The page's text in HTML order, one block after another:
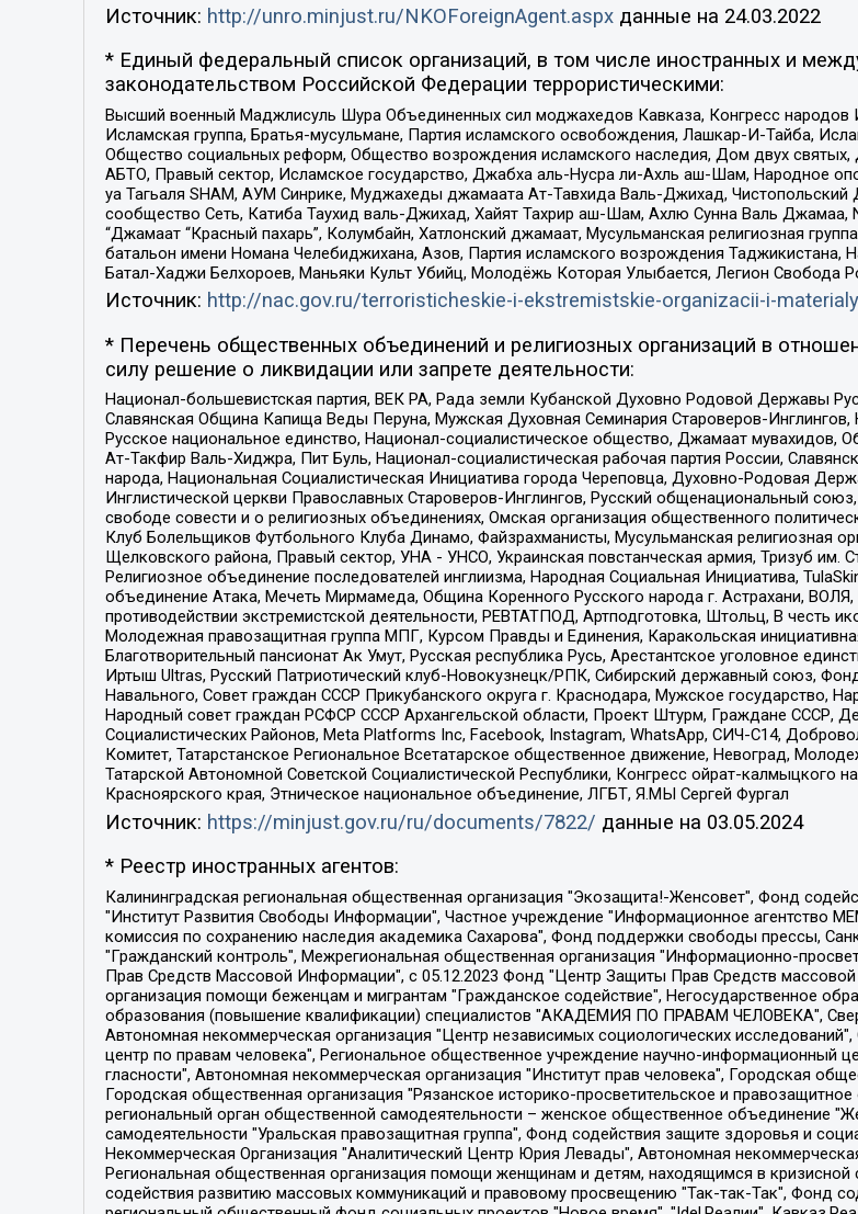
Источник: http://unro.minjust.ru/NKOForeignAgent.aspxданные на 24.03.2022
* Единый федеральный список организаций, в том числе иностранных и
законодательством Российской Федерации террористическими:
Высший военный Маджлисуль Шура Объединенных сил моджахедов Кавказа, Конгресс народов
Исламская группа, Братья-мусульмане, Партия исламского освобождения, Лашкар-И-Тайба,
Общество социальных реформ, Общество возрождения исламского наследия, Дом двух
АБТО, Правый сектор, Исламское государство, Джабха аль-Нусра ли-Ахль аш-Шам, Народное
уа Тагьаля SHAM, АУМ Синрике, Муджахеды джамаата Ат-Тавхида Валь-Джихад, Чистопольский
сообщество Сеть, Катиба Таухид валь-Джихад, Хайят Тахрир аш-Шам, Ахлю Сунна Валь Джамаа,
“Джамаат “Красный пахарь”, Колумбайн, Хатлонский джамаат, Мусульманская религиозная
батальон имени Номана Челебиджихана, Азов, Партия исламского возрождения
Батал-Хаджи Белхороев, Маньяки Культ Убийц, Молодёжь Которая Улыбается, Легион Свобода
Источник: http://nac.gov.ru/terroristicheskie-i-ekstremistskie-organizacii-i-
* Перечень общественных объединений и религиозных организаций в
силу решение о ликвидации или запрете деятельности:
Национал-большевистская партия, ВЕК РА, Рада земли Кубанской Духовно Родовой Державы
Славянская Община Капища Веды Перуна, Мужская Духовная Семинария Староверов-
Русское национальное единство, Национал-социалистическое общество, Джамаат мувахидов,
Ат-Такфир Валь-Хиджра, Пит Буль, Национал-социалистическая рабочая партия России,
народа, Национальная Социалистическая Инициатива города Череповца, Духовно-Родовая
Инглистической церкви Православных Староверов-Инглингов, Русский общенациональный
свободе совести и о религиозных объединениях, Омская организация общественного
Клуб Болельщиков Футбольного Клуба Динамо, Файзрахманисты, Мусульманская религиозная
Щелковского района, Правый сектор, УНА - УНСО, Украинская повстанческая армия, Тризуб им.
Религиозное объединение последователей инглиизма, Народная Социальная Инициатива,
объединение Атака, Мечеть Мирмамеда, Община Коренного Русского народа г. Астрахани,
противодействии экстремистской деятельности, РЕВТАТПОД, Артподготовка, Штольц, В честь
Молодежная правозащитная группа МПГ, Курсом Правды и Единения, Каракольская
Благотворительный пансионат Ак Умут, Русская республика Русь, Арестантское уголовное
Иртыш Ultras, Русский Патриотический клуб-Новокузнецк/РПК, Сибирский державный союз,
Навального, Совет граждан СССР Прикубанского округа г. Краснодара, Мужское государство,
Народный совет граждан РСФСР СССР Архангельской области, Проект Штурм, Граждане СССР,
Социалистических Районов, Meta Platforms Inc, Facebook, Instagram, WhatsApp, СИЧ-С14,
Комитет, Татарстанское Региональное Всетатарское общественное движение, Невоград,
Татарской Автономной Советской Социалистической Республики, Конгресс ойрат-калмыцкого
Красноярского края, Этническое национальное объединение, ЛГБТ, Я.МЫ Сергей Фургал
Источник: https://minjust.gov.ru/ru/documents/7822/ данные на 03.05.2024
* Реестр иностранных агентов:
Калининградская региональная общественная организация "Экозащита!-Женсовет", Фонд содействия защите прав и свобод граждан "Общественный вердикт", Фонд "Институт Развития Свободы Информации", Частное учреждение "Информационное агентство МЕМО. РУ", Региональная общественная организация "Общественная комиссия по сохранению наследия академика Сахарова", Фонд поддержки свободы прессы, Санкт-Петербургская общественная правозащитная организация "Гражданский контроль", Межрегиональная общественная организация "Информационно-просветительский центр "Мемориал", Региональный Фонд "Центр Защиты Прав Средств Массовой Информации", с 05.12.2023 Фонд "Центр Защиты Прав Средств массовой информации", Региональная общественная благотворительная организация помощи беженцам и мигрантам "Гражданское содействие", Негосударственное образовательное учреждение дополнительного профессионального образования (повышение квалификации) специалистов "АКАДЕМИЯ ПО ПРАВАМ ЧЕЛОВЕКА", Свердловская региональная общественная организация "Сутяжник", Автономная некоммерческая организация "Центр независимых социологических исследований", Союз общественных объединений "Российский исследовательский центр по правам человека", Региональное общественное учреждение научно-информационный центр "МЕМОРИАЛ", Некоммерческая организация "Фонд защиты гласности", Автономная некоммерческая организация "Институт прав человека", Городская общественная организация "Екатеринбургское общество "МЕМОРИАЛ", Городская общественная организация "Рязанское историко-просветительское и правозащитное общество "Мемориал" (Рязанский Мемориал), Челябинский региональный орган общественной самодеятельности – женское общественное объединение "Женщины Евразии", Челябинский региональный орган общественной самодеятельности "Уральская правозащитная группа", Фонд содействия защите здоровья и социальной справедливости имени Андрея Рылькова, Автономная Некоммерческая Организация "Аналитический Центр Юрия Левады", Автономная некоммерческая организация социальной поддержки населения "Проект Апрель", Региональная общественная организация помощи женщинам и детям, находящимся в кризисной ситуации "Информационно-методический центр "Анна", Фонд содействия развитию массовых коммуникаций и правовому просвещению "Так-так-Так", Фонд содействия устойчивому развитию "Серебряная тайга", Свердловский региональный общественный фонд социальных проектов "Новое время", "Idel.Реалии", Кавказ.Реалии, Крым.Реалии, Телеканал Настоящее Время, Татаро-башкирская служба Радио Свобода (Azatliq Radiosi), Радио Свободная Европа/Радио Свобода (PCE/PC), "Сибирь.Реалии", "Фактограф", Благотворительный фонд помощи осужденным и их семьям, Автономная некоммерческая организация "Институт глобализации и социальных движений", Фонд "В защиту прав заключенных", Частное учреждение "Центр поддержки и содействия развитию средств массовой информации", Пензенский региональный общественный благотворительный фонд "Гражданский союз", "Север.Реалии", Некоммерческая организация Фонд "Правовая инициатива", Общество с ограниченной ответственностью "Радио Свободная Европа/Радио Свобода", Чешское информационное агентство "MEDIUM-ORIENT", Красноярская региональная общественная организация "Мы против СПИДа", Камалягин Денис Николаевич, Маркелов Сергей Евгеньевич, Пономарев Лев Александрович, Савицкая Людмила Алексеевна, Автономная некоммерческая организация "Центр по работе с проблемой насилия "НАСИЛИЮ.НЕТ", Межрегиональный профессиональный союз работников здравоохранения "Альянс врачей", Юридическое лицо, зарегистрированное в Латвийской Республике, SIA "Medusa Project" (регистрационный номер 40103797863, дата регистрации 10.06.2014), Некоммерческая организация "Фонд по борьбе с коррупцией", Автономная некоммерческая организация "Институт права и публичной политики", Баданин Роман Сергеевич, Гликин Максим Александрович, Железнова Мария Михайловна, Лукьянова Юлия Сергеевна, Маетная Елизавета Витальевна, Маняхин Петр Борисович, Чуракова Ольга Владимировна, Ярош Юлия Петровна, Юридическое лицо "The Insider SIA", зарегистрированное в Риге, Латвийская Республика (дата регистрации 26.06.2015), являющееся администратором доменного имени интернет-издания "The Insider SIA", https://theins.ru, Постернак Алексей Евгеньевич, Рубин Михаил Аркадьевич, Анин Роман Александрович, Юридическое лицо Istories fonds, зарегистрированное в Латвийской Республике (регистрационный номер 50008295751, дата регистрации 24.02.2020), Великовский Дмитрий Александрович, Долинина Ирина Николаевна, Мароховская Алеся Алексеевна, Шлейнов Роман Юрьевич, Шмагун Олеся Валентиновна, Общество с ограниченной ответственностью "Альтаир 2021", Общество с ограниченной ответственностью "Вега 2021", Общество с ограниченной ответственностью "Главный редактор 2021", Общество с ограниченной ответственностью "Ромашки монолит", Важенков Артем Валерьевич, Ивановская областная общественная организация "Центр гендерных исследований", Гурман Юрий Альбертович, Медиапроект "ОВД-Инфо", Егоров Владимир Владимирович, Жилинский Владимир Александрович, Общество с ограниченной ответственностью "ЗП", Иванова София Юрьевна, Карезина Инна Павловна, Кильтау Екатерина Викторовна, Петров Алексей Викторович, Пискунов Сергей Евгеньевич, Смирнов Сергей Сергеевич, Тихонов Михаил Сергеевич, Общество с ограниченной ответственностью "ЖУРНАЛИСТ-ИНОСТРАННЫЙ АГЕНТ", Арапова Галина Юрьевна, Вольтская Татьяна Анатольевна, Американская компания "Mason G.E.S. Anonymous Foundation" (США), являющаяся владельцем интернет-издания https://mnews.world/, Компания "Stichting Bellingcat", зарегистрированная в Нидерландах (дата регистрации 11.07.2018), Захаров Андрей Вячеславович, Клепиковская Екатерина Дмитриевна, Общество с ограниченной ответственностью "МЕМО", Перл Роман Александрович, Симонов Евгений